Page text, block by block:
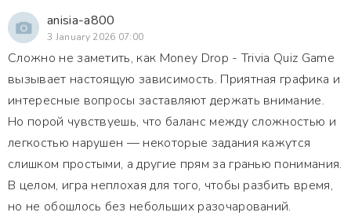
anisia-a800
3 January 2026 07:00
Сложно не заметить, как Money Drop - Trivia Quiz Game
вызывает настоящую зависимость. Приятная графика и
интересные вопросы заставляют держать внимание.
Но порой чувствуешь, что баланс между сложностью и
легкостью нарушен — некоторые задания кажутся
слишком простыми, а другие прям за гранью понимания.
В целом, игра неплохая для того, чтобы разбить время,
но не обошлось без небольших разочарований.